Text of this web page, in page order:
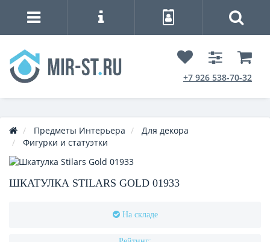
+7 926 538-70-32
Предметы Интерьера
Для декора
Фигурки и статуэтки
ШКАТУЛКА STILARS GOLD 01933
На складе